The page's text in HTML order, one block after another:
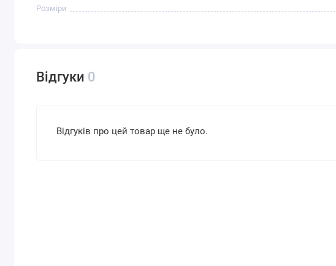
Розміри
Відгуки 0
Відгуків про цей товар ще не було.